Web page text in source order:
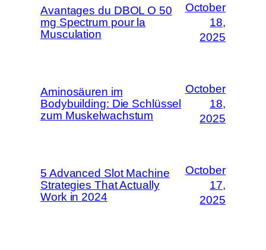
Avantages du DBOL O 50
mg Spectrum pour la
Musculation
October
18,
2025
Aminosäuren im
Bodybuilding: Die Schlüssel
zum Muskelwachstum
October
18,
2025
5 Advanced Slot Machine
Strategies That Actually
Work in 2024
October
17,
2025